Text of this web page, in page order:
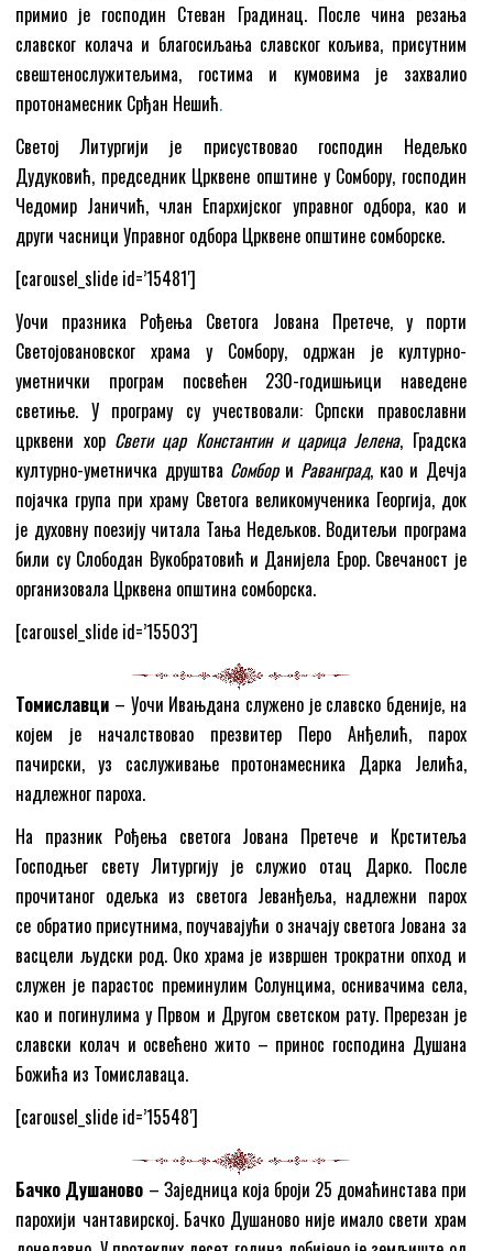
примио је господин Стеван Градинац. После чина резања
славског колача и благосиљања славског кољива, присутним
свештенослужитељима, гостима и кумовима је захвалио
протонамесник Срђан Нешић.
Светој Литургији је присуствовао господин Недељко
Дудуковић, председник Црквене општине у Сомбору, господин
Чедомир Јаничић, члан Епархијског управног одбора, као и
други часници Управног одбора Црквене општине сомборске.
[carousel_slide id=’15481′]
Уочи празника Рођења Светога Јована Претече, у порти
Светојовановског храма у Сомбору, одржан је културно-
уметнички програм посвећен 230-годишњици наведене
светиње. У програму су учествовали: Српски православни
црквени хор Свети цар Константин и царица Јелена, Градска
културно-уметничка друштва Сомбори Раванград, као и Дечја
појачка група при храму Светога великомученика Георгија, док
је духовну поезију читала Тања Недељков. Водитељи програма
били су Слободан Вукобратовић и Данијела Ерор. Свечаност је
организовала Црквена општина сомборска.
[carousel_slide id=’15503′]
Томиславци – Уочи Ивањдана служено је славско бденије, на
којем је началствовао презвитер Перо Анђелић, парох
пачирски, уз саслуживање протонамесника Дарка Јелића,
надлежног пароха.
На празник Рођења светога Јована Претече и Крститеља
Господњег свету Литургију је служио отац Дарко. После
прочитаног одељка из светога Јеванђеља, надлежни парох
се обратио присутнима, поучавајући о значају светога Јована за
васцели људски род. Око храма је извршен трократни опход и
служен је парастос преминулим Солунцима, оснивачима села,
као и погинулима у Првом и Другом светском рату. Пререзан је
славски колач и освећено жито – принос господина Душана
Божића из Томиславаца.
[carousel_slide id=’15548′]
Бачко Душаново – Заједница која броји 25 домаћинстава при
парохији чантавирској. Бачко Душаново није имало свети храм